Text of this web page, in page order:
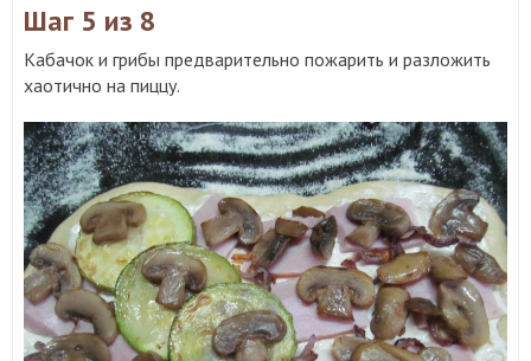
Шаг 5 из 8
Кабачок и грибы предварительно пожарить и разложить
хаотично на пиццу.